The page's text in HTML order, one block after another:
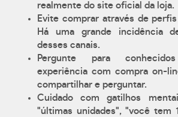
realmente do site oficial da loja.
Evite comprar através de
Há uma grande incidência
desses canais.
Pergunte para
experiência com compra on-
compartilhar e perguntar.
Cuidado com gatilhos
"últimas unidades", "você tem